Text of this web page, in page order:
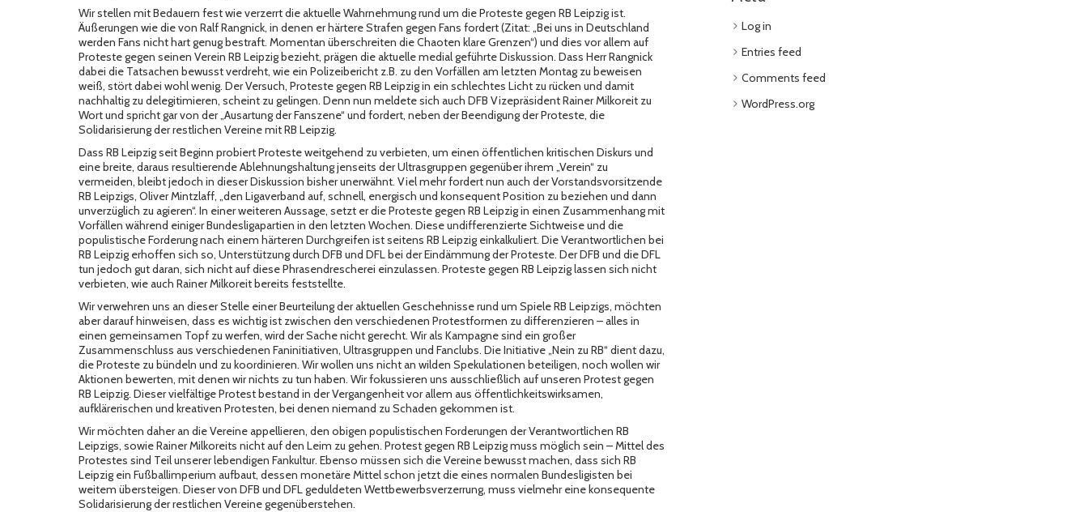
Wir stellen mit Bedauern fest wie verzerrt die aktuelle Wahrnehmung rund um die Proteste gegen RB Leipzig ist.
Äußerungen wie die von Ralf Rangnick, in denen er härtere Strafen gegen Fans fordert (Zitat: „Bei uns in Deutschland
werden Fans nicht hart genug bestraft. Momentan überschreiten die Chaoten klare Grenzen“) und dies vor allem auf
Proteste gegen seinen Verein RB Leipzig bezieht, prägen die aktuelle medial geführte Diskussion. Dass Herr Rangnick
dabei die Tatsachen bewusst verdreht, wie ein Polizeibericht z.B. zu den Vorfällen am letzten Montag zu beweisen
weiß, stört dabei wohl wenig. Der Versuch, Proteste gegen RB Leipzig in ein schlechtes Licht zu rücken und damit
nachhaltig zu delegitimieren, scheint zu gelingen. Denn nun meldete sich auch DFB VizepräsidentRainer Milkoreit zu
Wort und spricht gar von der „Ausartung der Fanszene“ und fordert, neben der Beendigung der Proteste, die
Solidarisierung der restlichen Vereine mit RB Leipzig.
Dass RB Leipzig seit Beginn probiert Proteste weitgehend zu verbieten, um einen öffentlichen kritischen Diskurs und
eine breite, daraus resultierende Ablehnungshaltung jenseits der Ultrasgruppen gegenüber ihrem „Verein“ zu
vermeiden, bleibt jedoch in dieser Diskussion bisher unerwähnt. Viel mehr fordert nun auch der Vorstandsvorsitzende
RB Leipzigs, Oliver Mintzlaff, „den Ligaverband auf, schnell, energisch und konsequent Position zu beziehen und dann
unverzüglich zu agieren“. In einer weiteren Aussage, setzt er die Proteste gegen RB Leipzig in einen Zusammenhang mit
Vorfällen während einiger Bundesligapartien in den letzten Wochen. Diese undifferenzierte Sichtweise und die
populistische Forderung nach einem härteren Durchgreifen ist seitens RB Leipzig einkalkuliert. Die Verantwortlichen bei
RB Leipzig erhoffen sich so, Unterstützung durch DFB und DFL bei der Eindämmung der Proteste. DerDFB und die DFL
tun jedoch gut daran, sich nicht auf diese Phrasendrescherei einzulassen. Proteste gegen RB Leipzig lassen sich nicht
verbieten, wie auch Rainer Milkoreit bereits feststellte.
Wir verwehren uns an dieser Stelle einer Beurteilung der aktuellen Geschehnisse rund um Spiele RB Leipzigs, möchten
aber darauf hinweisen, dass es wichtig ist zwischen den verschiedenen Protestformen zu differenzieren – alles in
einen gemeinsamen Topf zu werfen, wird der Sache nicht gerecht. Wir als Kampagne sind ein großer
Zusammenschluss aus verschiedenen Faninitiativen, Ultrasgruppen und Fanclubs. Die Initiative „Nein zu RB“ dient dazu,
die Proteste zu bündeln und zu koordinieren. Wir wollen uns nicht an wilden Spekulationen beteiligen, noch wollen wir
Aktionen bewerten, mit denen wir nichts zu tun haben. Wir fokussieren uns ausschließlich auf unseren Protest gegen
RB Leipzig. Dieser vielfältige Protest bestand in der Vergangenheit vor allem aus öffentlichkeitswirksamen,
aufklärerischen und kreativen Protesten, bei denen niemand zu Schaden gekommen ist.
Wir möchten daher an die Vereine appellieren, den obigen populistischen Forderungen der Verantwortlichen RB
Leipzigs, sowie Rainer Milkoreits nicht auf den Leim zu gehen. Protest gegen RB Leipzig muss möglich sein – Mittel des
Protestes sind Teil unserer lebendigen Fankultur. Ebenso müssen sich die Vereine bewusst machen, dass sich RB
Leipzig ein Fußballimperium aufbaut, dessen monetäre Mittel schon jetzt die eines normalen Bundesligisten bei
weitem übersteigen. Dieser von DFB und DFL geduldeten Wettbewerbsverzerrung, muss vielmehr eine konsequente
Solidarisierung der restlichen Vereine gegenüberstehen.
Log in
Entries feed
Comments feed
WordPress.org